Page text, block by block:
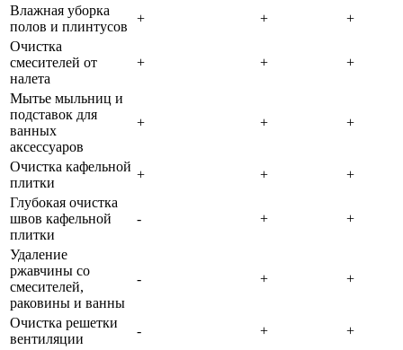
Влажная уборка
полов и плинтусов
+ +
+
Очистка
смесителей от
налета
+ + +
Мытье мыльниц и
подставок для
ванных
аксессуаров
+ + +
Очистка кафельной
плитки
+ +
+
Глубокая очистка
швов кафельной
плитки
- + +
Удаление
ржавчины со
смесителей,
раковины и ванны
- + +
Очистка решетки
вентиляции
- +
+